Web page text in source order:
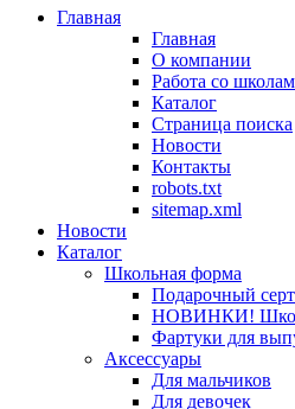
Главная
Главная
О компании
Работа со
Каталог
Страница поиска
Новости
Контакты
robots.txt
sitemap.xml
Новости
Каталог
Школьная форма
Подарочный
НОВИНКИ!
Фартуки для
Аксессуары
Для мальчиков
Для девочек